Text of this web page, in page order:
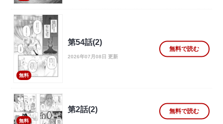
無料
第54話(2)
2026年07月08日 更新
無料で読む
無料
第2話(2) 無料で読む